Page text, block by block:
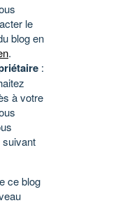
le
blog en
.
:
à votre
ce blog